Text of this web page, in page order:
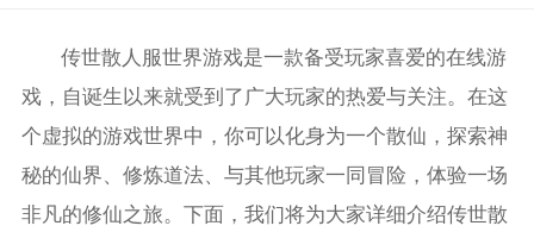
传世散人服世界游戏是一款备受玩家喜爱的在线游
戏，自诞生以来就受到了广大玩家的热爱与关注。在这
个虚拟的游戏世界中，你可以化身为一个散仙，探索神
秘的仙界、修炼道法、与其他玩家一同冒险，体验一场
非凡的修仙之旅。下面，我们将为大家详细介绍传世散